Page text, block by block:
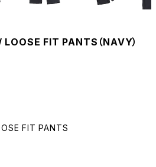
FIT PANTS（NAVY）
FIT PANTS